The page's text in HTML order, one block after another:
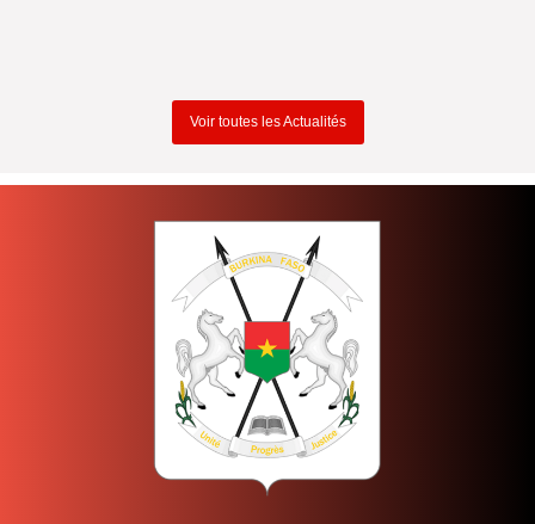
Voir toutes les Actualités